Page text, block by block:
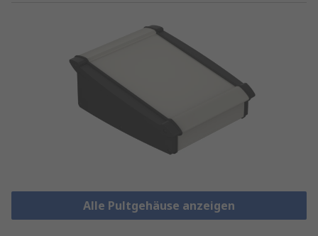
Alle Pultgehäuse anzeigen